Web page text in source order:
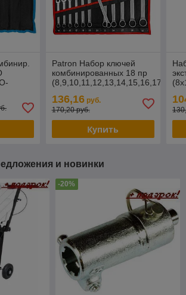
81212
Patron Набор ключей
комбинированных 18 пр
136,16руб.
170,20 руб.
Купить
в
и новинки
-20%